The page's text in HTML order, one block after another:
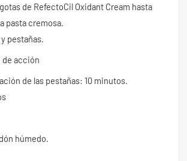
de RefectoCil Oxidant Cream hasta
pasta cremosa.
pestañas.
de acción
de las pestañas: 10 minutos.
húmedo.